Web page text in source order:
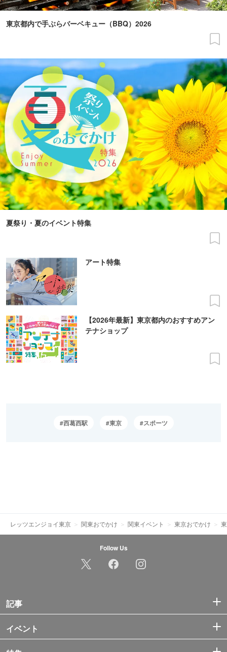
東京都内で手ぶらバーベキュー（BBQ）2026
夏祭り・夏のイベント特集
アート特集
【2026年最新】東京都内のおすすめアン
テナショップ
西葛西駅 東京 スポーツ
レッツエンジョイ東京 関東おでかけ 関東イベント 東京おでかけ
Follow Us
記事
イベント